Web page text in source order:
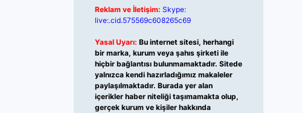
Reklam ve İletişim: Skype:
live:.cid.575569c608265c69
Yasal Uyarı: Bu internet sitesi, herhangi
bir marka, kurum veya şahıs şirketi ile
hiçbir bağlantısı bulunmamaktadır. Sitede
yalnızca kendi hazırladığımız makaleler
paylaşılmaktadır. Burada yer alan
içerikler haber niteliği taşımamakta olup,
gerçek kurum ve kişiler hakkında